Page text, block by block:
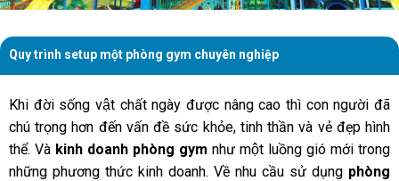
Quy trình setup một phòng gym chuyên nghiệp
Khi đời sống vật chất ngày được nâng cao thì con người đã
chú trọng hơn đến vấn đề sức khỏe, tinh thần và vẻ đẹp hình
thể. Và kinh doanh phòng gym như một luồng gió mới trong
những phương thức kinh doanh. Về nhu cầu sử dụng phòng